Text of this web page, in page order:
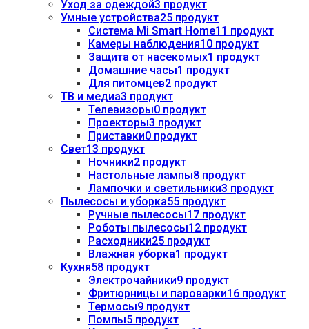
Уход за одеждой3 продукт
Умные устройства25 продукт
Система Mi Smart Home11 продукт
Камеры наблюдения10 продукт
Защита от насекомых1 продукт
Домашние часы1 продукт
Для питомцев2 продукт
ТВ и медиа3 продукт
Телевизоры0 продукт
Проекторы3 продукт
Приставки0 продукт
Свет13 продукт
Ночники2 продукт
Настольные лампы8 продукт
Лампочки и светильники3 продукт
Пылесосы и уборка55 продукт
Ручные пылесосы17 продукт
Роботы пылесосы12 продукт
Расходники25 продукт
Влажная уборка1 продукт
Кухня58 продукт
Электрочайники9 продукт
Фритюрницы и пароварки16 продукт
Термосы9 продукт
Помпы5 продукт